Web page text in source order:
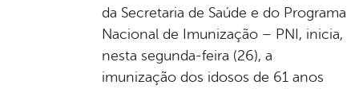
da Secretaria de Saúde e do Programa
Nacional de Imunização – PNI, inicia,
nesta segunda-feira (26), a
imunização dos idosos de 61 anos